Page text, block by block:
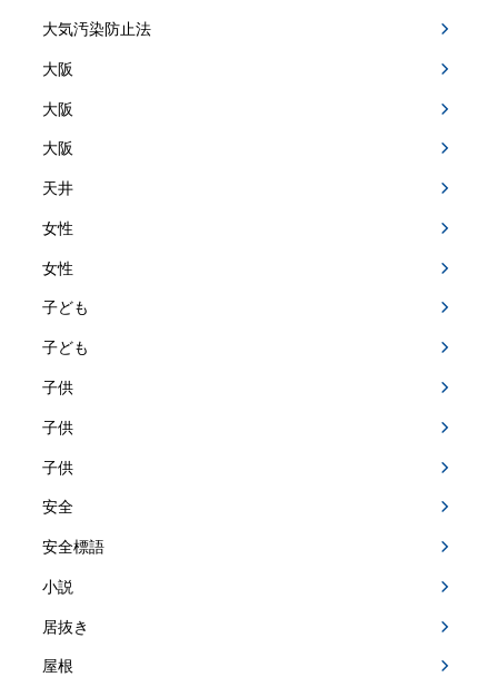
大気汚染防止法
大阪
大阪
大阪
天井
女性
女性
子ども
子ども
子供
子供
子供
安全
安全標語
小説
居抜き
屋根